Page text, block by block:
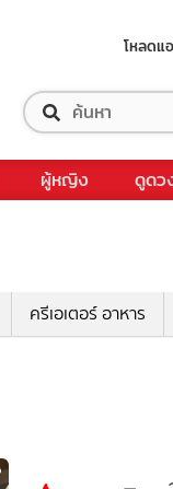
โหลดแ
ผู้หญิง ดูดว
ครีเอเตอร์ อาหาร